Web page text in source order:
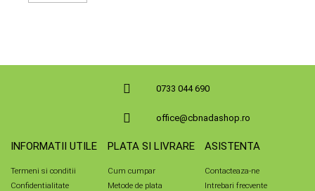
0733 044 690
office@cbnadashop.ro
INFORMATII UTILE
Termeni si conditii
Confidentialitate
PLATA SI LIVRARE
Cum cumpar
Metode de plata
ASISTENTA
Contacteaza-ne
Intrebari frecvente